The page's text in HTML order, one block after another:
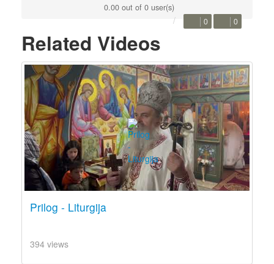
0.00 out of 0 user(s)
0 0
Related Videos
Prilog - Liturgija
394 views